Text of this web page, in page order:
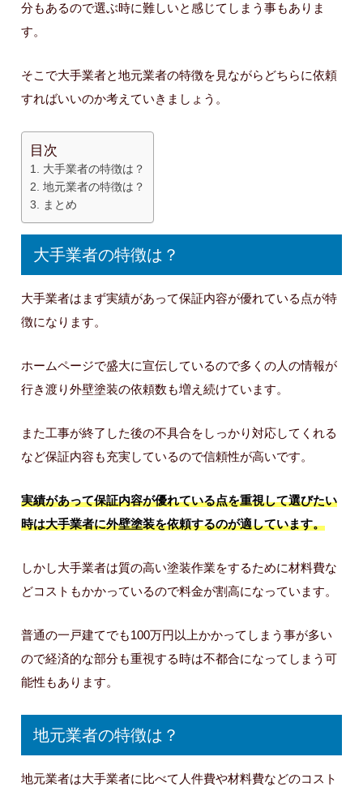
分もあるので選ぶ時に難しいと感じてしまう事もありま
す。
そこで大手業者と地元業者の特徴を見ながらどちらに依頼
すればいいのか考えていきましょう。
目次
大手業者の特徴は？
地元業者の特徴は？
まとめ
大手業者の特徴は？
大手業者はまず実績があって保証内容が優れている点が特
徴になります。
ホームページで盛大に宣伝しているので多くの人の情報が
行き渡り外壁塗装の依頼数も増え続けています。
また工事が終了した後の不具合をしっかり対応してくれる
など保証内容も充実しているので信頼性が高いです。
実績があって保証内容が優れている点を重視して選びたい
時は大手業者に外壁塗装を依頼するのが適しています。
しかし大手業者は質の高い塗装作業をするために材料費な
どコストもかかっているので料金が割高になっています。
普通の一戸建てでも100万円以上かかってしまう事が多い
ので経済的な部分も重視する時は不都合になってしまう可
能性もあります。
地元業者の特徴は？
地元業者は大手業者に比べて人件費や材料費などのコスト